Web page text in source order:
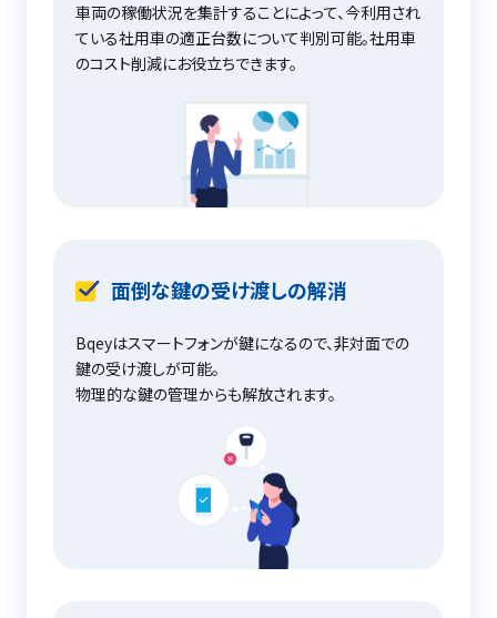
車両の稼働状況を集計することによって、今利用され
ている社用車の適正台数について判別可能。社用車
のコスト削減にお役立ちできます。
面倒な鍵の受け渡しの解消
Bqeyはスマートフォンが鍵になるので、非対面での
鍵の受け渡しが可能。
物理的な鍵の管理からも解放されます。